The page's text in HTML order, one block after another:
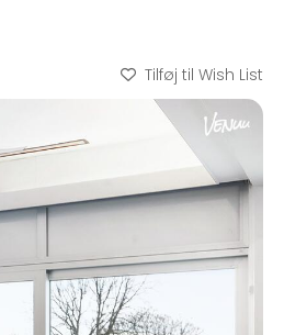
Tilføj til Wish List